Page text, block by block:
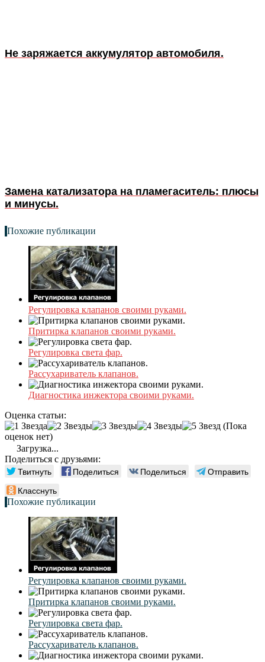
Не заряжается аккумулятор автомобиля.
Замена катализатора на пламегаситель: плюсы
и минусы.
Похожие публикации
Регулировка клапанов своими руками.
Притирка клапанов своими руками.
Регулировка света фар.
Рассухариватель клапанов.
Диагностика инжектора своими руками.
Оценка статьи:
(Пока
оценок нет)
Загрузка...
Поделиться с друзьями:
Твитнуть Поделиться Поделиться
Отправить
Класснуть
Похожие публикации
Регулировка клапанов своими руками.
Притирка клапанов своими руками.
Регулировка света фар.
Рассухариватель клапанов.